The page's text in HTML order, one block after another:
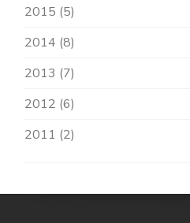
2015 (5)
2014 (8)
2013 (7)
2012 (6)
2011 (2)